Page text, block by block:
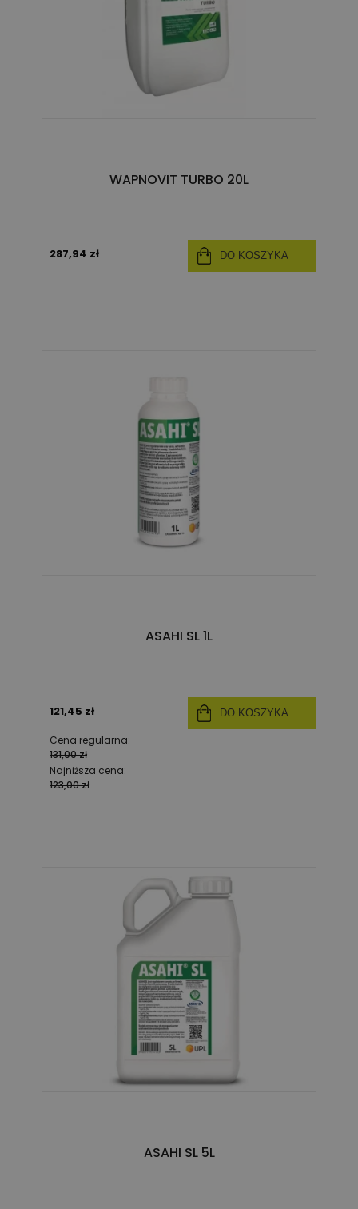
WAPNOVIT TURBO 20L
287,94 zł DO KOSZYKA
ASAHI SL 1L
121,45 zł
Cena regularna:
131,00 zł
Najniższa cena:
123,00 zł
DO KOSZYKA
ASAHI SL 5L